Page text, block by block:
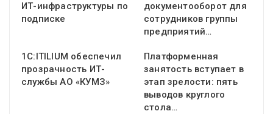
ИТ-инфраструктуры по
подписке
документооборот для
сотрудников группы
предприятий…
1С:ITILIUM обеспечил
прозрачность ИТ-
службы АО «КУМЗ»
Платформенная
занятость вступает в
этап зрелости: пять
выводов круглого
стола…